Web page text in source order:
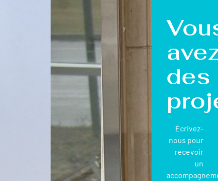
des
Écrivez-
nous pour
recevoir
un